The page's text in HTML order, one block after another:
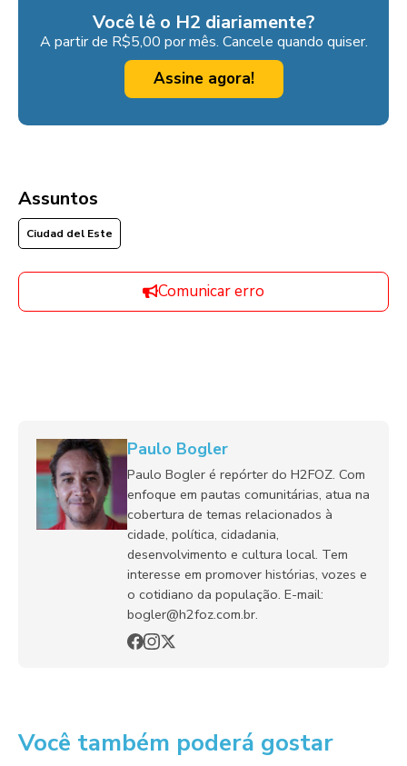
Você lê o H2 diariamente?
A partir de R$5,00 por mês. Cancele quando quiser.
Assine agora!
Assuntos
Ciudad del Este
Comunicar erro
Paulo Bogler
Paulo Bogler é repórter do H2FOZ. Com
enfoque em pautas comunitárias, atua na
cobertura de temas relacionados à
cidade, política, cidadania,
desenvolvimento e cultura local. Tem
interesse em promover histórias, vozes e
o cotidiano da população. E-mail:
bogler@h2foz.com.br.
Você também poderá gostar